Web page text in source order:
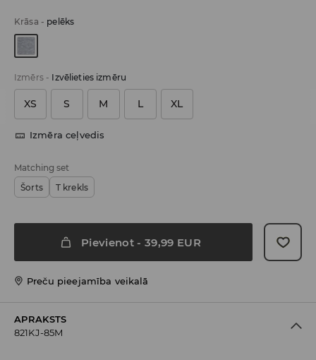
Krāsa - pelēks
Izmērs- Izvēlieties izmēru
XS S M L XL
Izmēra ceļvedis
Matching set
Šorts
T krekls
Pievienot - 39,99 EUR
Preču pieejamība veikalā
APRAKSTS
821KJ-85M